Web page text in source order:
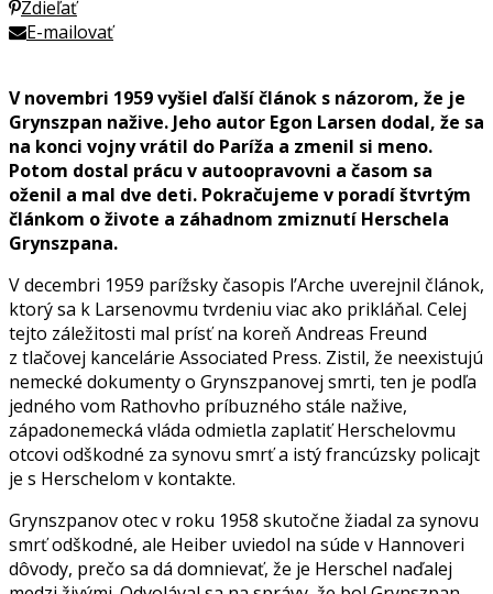
Zdieľať
E-mailovať
V novembri 1959 vyšiel ďalší článok s názorom, že je
Grynszpan nažive. Jeho autor Egon Larsen dodal, že sa
na konci vojny vrátil do Paríža a zmenil si meno.
Potom dostal prácu v autoopravovni a časom sa
oženil a mal dve deti. Pokračujeme v poradí štvrtým
článkom o živote a záhadnom zmiznutí Herschela
Grynszpana.
V decembri 1959 parížsky časopis l’Arche uverejnil článok,
ktorý sa k Larsenovmu tvrdeniu viac ako prikláňal. Celej
tejto záležitosti mal prísť na koreň Andreas Freund
z tlačovej kancelárie Associated Press. Zistil, že neexistujú
nemecké dokumenty o Grynszpanovej smrti, ten je podľa
jedného vom Rathovho príbuzného stále nažive,
západonemecká vláda odmietla zaplatiť Herschelovmu
otcovi odškodné za synovu smrť a istý francúzsky policajt
je s Herschelom v kontakte.
Grynszpanov otec v roku 1958 skutočne žiadal za synovu
smrť odškodné, ale Heiber uviedol na súde v Hannoveri
dôvody, prečo sa dá domnievať, že je Herschel naďalej